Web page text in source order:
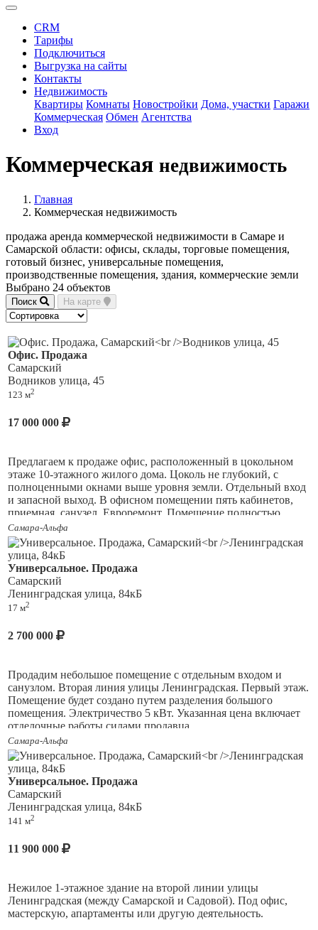
CRM
Тарифы
Подключиться
Выгрузка на сайты
Контакты
Недвижимость
Квартиры Комнаты Новостройки Дома, участки Гаражи
Коммерческая Обмен Агентства
Вход
Коммерческая недвижимость
Главная
Коммерческая недвижимость
продажа аренда коммерческой недвижимости в Самаре и
Самарской области: офисы, склады, торговые помещения,
готовый бизнес, универсальные помещения,
производственные помещения, здания, коммерческие земли
Выбрано 24 объектов
Поиск На карте
Офис. Продажа
Самарский
Водников улица, 45
123 м2
17 000 000
Предлагаем к продаже офис, расположенный в цокольном
этаже 10-этажного жилого дома. Цоколь не глубокий, с
полноценными окнами выше уровня земли. Отдельный вход
и запасной выход. В офисном помещении пять кабинетов,
приемная, санузел. Евроремонт. Помещение полностью
мебелировано. Два кондиционера, интернет, телефон,
пожарно-охранная сигнализация, видеодомофон.Подойдет
для размещения крупной компании, учебного или
медицинского центра, детского сада.
Самара-Альфа
Универсальное. Продажа
Самарский
Ленинградская улица, 84кБ
17 м2
2 700 000
Продадим небольшое помещение с отдельным входом и
санузлом. Вторая линия улицы Ленинградская. Первый этаж.
Помещение будет создано путем разделения большого
помещения. Электричество 5 кВт. Указанная цена включает
отделочные работы силами продавца.
Самара-Альфа
Универсальное. Продажа
Самарский
Ленинградская улица, 84кБ
141 м2
11 900 000
Нежилое 1-этажное здание на второй линии улицы
Ленинградская (между Самарской и Садовой). Под офис,
мастерскую, апартаменты или другую деятельность.